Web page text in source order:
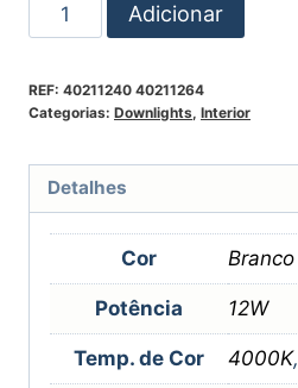
Adicionar
REF: 40211240 40211264
Categorias: Downlights, Interior
Detalhes
Cor Branco
Potência 12W
Temp. de Cor 4000K,